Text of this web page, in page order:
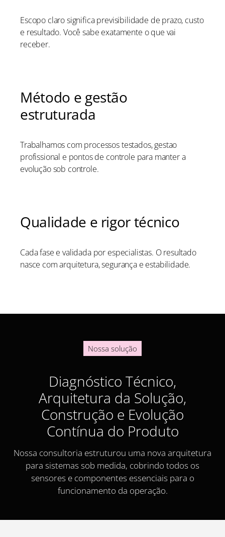
Escopo claro significa previsibilidade de prazo, custo
e resultado. Você sabe exatamente o que vai
receber.
Método e gestão
estruturada
Trabalhamos com processos testados, gestao
profissional e pontos de controle para manter a
evolução sob controle.
Qualidade e rigor técnico
Cada fase e validada por especialistas. O resultado
nasce com arquitetura, segurança e estabilidade.
Nossa solução
Diagnóstico Técnico,
Arquitetura da Solução,
Construção e Evolução
Contínua do Produto
Nossa consultoria estruturou uma nova arquitetura
para sistemas sob medida, cobrindo todos os
sensores e componentes essenciais para o
funcionamento da operação.